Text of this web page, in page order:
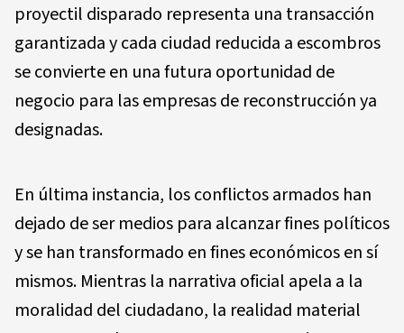
proyectil disparado representa una transacción
garantizada y cada ciudad reducida a escombros
se convierte en una futura oportunidad de
negocio para las empresas de reconstrucción ya
designadas.
En última instancia, los conflictos armados han
dejado de ser medios para alcanzar fines políticos
y se han transformado en fines económicos en sí
mismos. Mientras la narrativa oficial apela a la
moralidad del ciudadano, la realidad material